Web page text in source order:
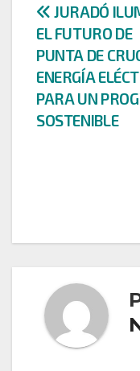
de
JURADÓ
EL FUTURO DE
PUNTA DE
ENERGÍA
PARA UN
SOSTENIBLE